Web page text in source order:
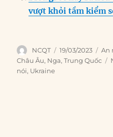
vượt khỏi tầm kiểm
Author
NCQT
Posted
on
19/03/2023 An
Châu Âu, Nga,Trung Quốc
nói, Ukraine